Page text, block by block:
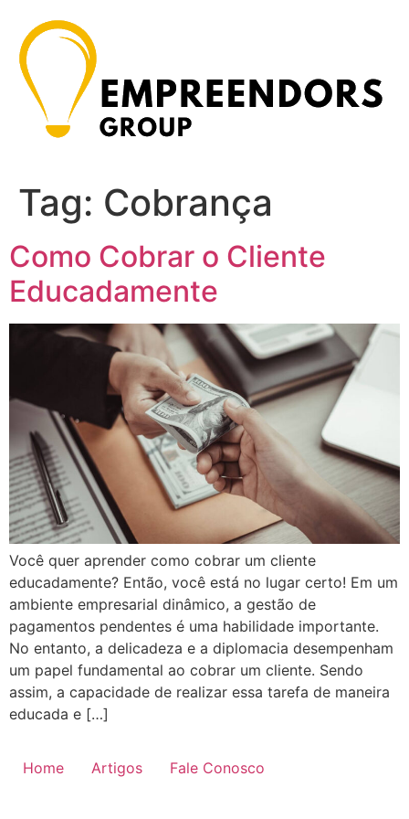
para
conteúdo
Tag: Cobrança
Como Cobrar o Cliente
Educadamente
Você quer aprender como cobrar um cliente
educadamente? Então, você está no lugar certo! Em um
ambiente empresarial dinâmico, a gestão de
pagamentos pendentes é uma habilidade importante.
No entanto, a delicadeza e a diplomacia desempenham
um papel fundamental ao cobrar um cliente. Sendo
assim, a capacidade de realizar essa tarefa de maneira
educada e […]
Home Artigos Fale Conosco